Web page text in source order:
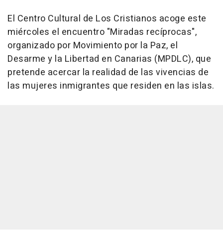
El Centro Cultural de Los Cristianos acoge este
miércoles el encuentro "Miradas recíprocas",
organizado por Movimiento por la Paz, el
Desarme y la Libertad en Canarias (MPDLC), que
pretende acercar la realidad de las vivencias de
las mujeres inmigrantes que residen en las islas.